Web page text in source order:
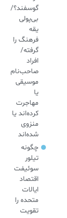
گوسفند؟/
بی‌پولی
یقه
فرهنگ را
گرفته/
افراد
صاحب‌نام
موسیقی
یا
مهاجرت
کرده‌اند یا
منزوی
شده‌اند
چگونه
تیلور
سوئیفت
اقتصاد
ایالات
متحده را
تقویت